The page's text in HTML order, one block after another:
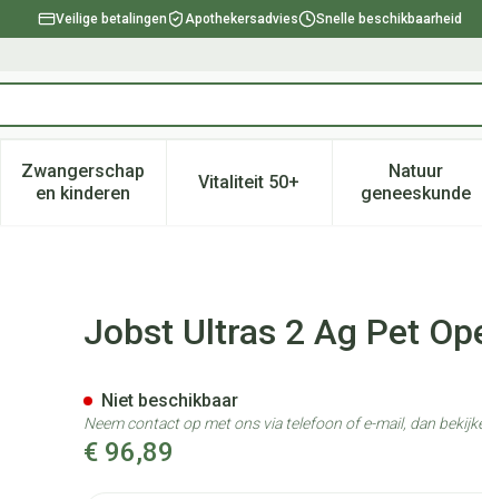
Veilige betalingen Apothekersadvies Snelle beschikbaarheid
verzorging en hygiëne categorie
voor Dieet, voeding en vitamines categorie
Zwangerschap
en kinderenToon submenu voor Zwangerschap en kinderen
Vitaliteit 50+Toon submenu voor
Natuur
geneeskunde
Toon
Bla I Pair
Jobst Ultras 2 Ag Pet
€ 96,89
Niet beschikbaar
Neem contact op met ons via telefoon of e-mail, dan